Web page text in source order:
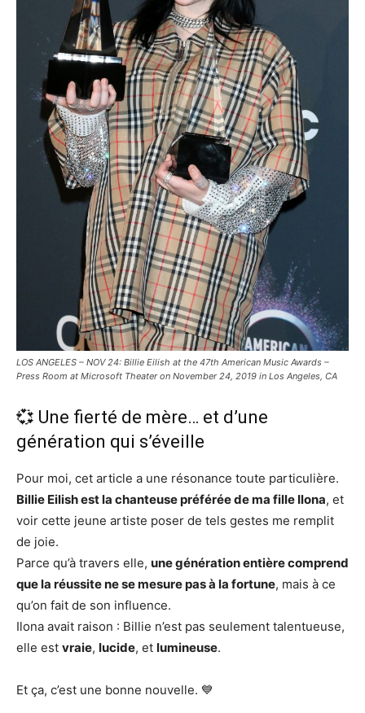
LOS ANGELES – NOV 24: Billie Eilish at the 47th American Music Awards –
Press Room at Microsoft Theater on November 24, 2019 in Los Angeles, CA
💞 Une fierté de mère… et d’une
génération qui s’éveille
Pour moi, cet article a une résonance toute particulière.
Billie Eilish est la chanteuse préférée de ma fille Ilona, et
voir cette jeune artiste poser de tels gestes me remplit
de joie.
Parce qu’à travers elle, une génération entière comprend
que la réussite ne se mesure pas à la fortune, mais à ce
qu’on fait de son influence.
Ilona avait raison : Billie n’est pas seulement talentueuse,
elle est vraie, lucide, et lumineuse.
Et ça, c’est une bonne nouvelle. 💙